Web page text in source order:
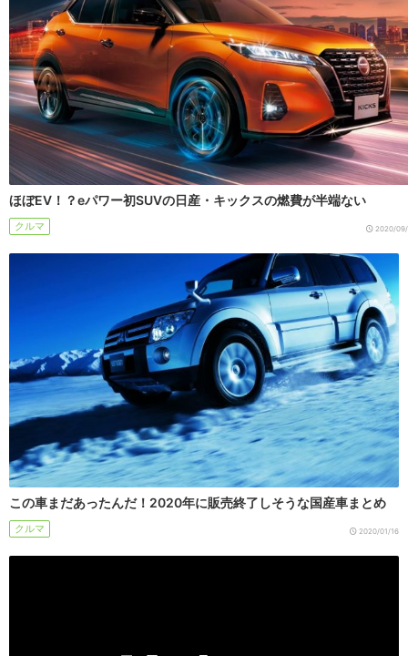
ほぼEV！？eパワー初SUVの日産・キックスの燃費が半端ない
クルマ 2020/
この車まだあったんだ！2020年に販売終了しそうな国産車まとめ
クルマ 2020/01/16